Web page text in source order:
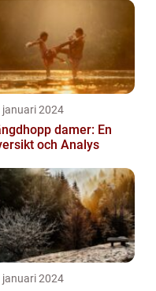
januari 2024
damer: En
och Analys
januari 2024